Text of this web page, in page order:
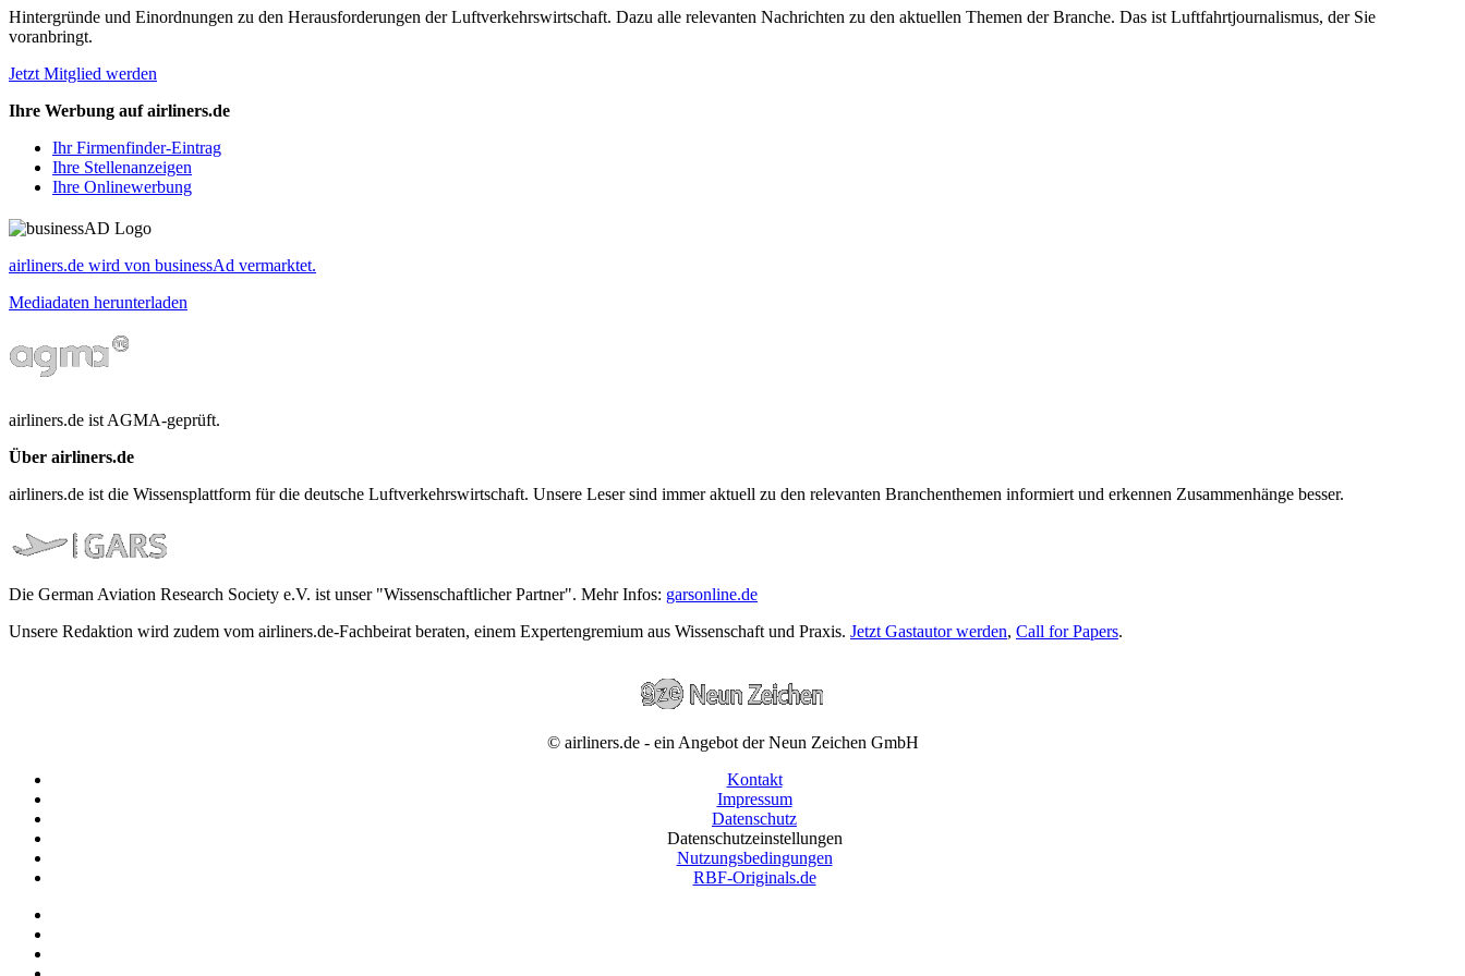
Hintergründe und Einordnungen zu den Herausforderungen der Luftverkehrswirtschaft. Dazu alle relevanten Nachrichten zu den aktuellen Themen der Branche. Das ist Luftfahrtjournalismus, der Sie
voranbringt.
Jetzt Mitglied werden
Ihre Werbung auf airliners.de
Ihr Firmenfinder-Eintrag
Ihre Stellenanzeigen
Ihre Onlinewerbung
airliners.de wird von businessAd vermarktet.
Mediadaten herunterladen
airliners.de ist AGMA-geprüft.
Über airliners.de
airliners.de ist die Wissensplattform für die deutsche Luftverkehrswirtschaft. Unsere Leser sind immer aktuell zu den relevanten Branchenthemen informiert und erkennen Zusammenhänge besser.
Die German Aviation Research Society e.V. ist unser "Wissenschaftlicher Partner". Mehr Infos: garsonline.de
Unsere Redaktion wird zudem vom airliners.de-Fachbeirat beraten, einem Expertengremium aus Wissenschaft und Praxis. Jetzt Gastautor werden, Call for Papers.
© airliners.de - ein Angebot der Neun Zeichen GmbH
Kontakt
Impressum
Datenschutz
Datenschutzeinstellungen
Nutzungsbedingungen
RBF-Originals.de